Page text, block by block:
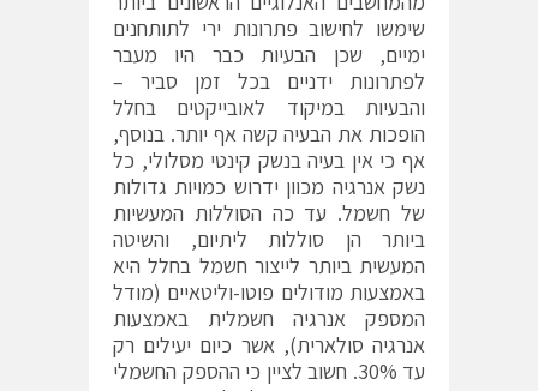
שימשו לחישוב פתרונות ירי לתותחנים
ימיים, שכן הבעיות כבר היו מעבר
לפתרונות ידניים בכל זמן סביר –
והבעיות במיקוד לאובייקטים בחלל
הופכות את הבעיה קשה אף יותר. בנוסף,
אף כי אין בעיה בנשק קינטי מסלולי, כל
נשק אנרגיה מכוון ידרוש כמויות גדולות
של חשמל. עד כה הסוללות המעשיות
ביותר הן סוללות ליתיום, והשיטה
המעשית ביותר לייצור חשמל בחלל היא
באמצעות מודולים פוטו-וליטאיים (מודל
המספק אנרגיה חשמלית באמצעות
אנרגיה סולארית), אשר כיום יעילים רק
עד 30%. חשוב לציין כי ההספק החשמלי